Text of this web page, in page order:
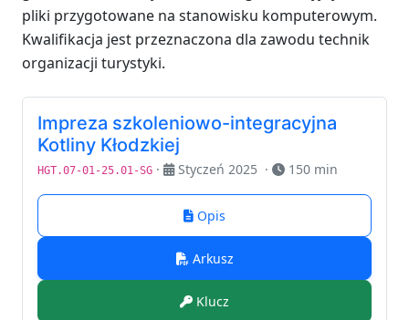
pliki przygotowane na stanowisku komputerowym.
Kwalifikacja jest przeznaczona dla zawodu technik
organizacji turystyki.
Impreza szkoleniowo-integracyjna
Kotliny Kłodzkiej
HGT.07-01-25.01-SG · Styczeń 2025 · 150 min
Opis
Arkusz
Klucz